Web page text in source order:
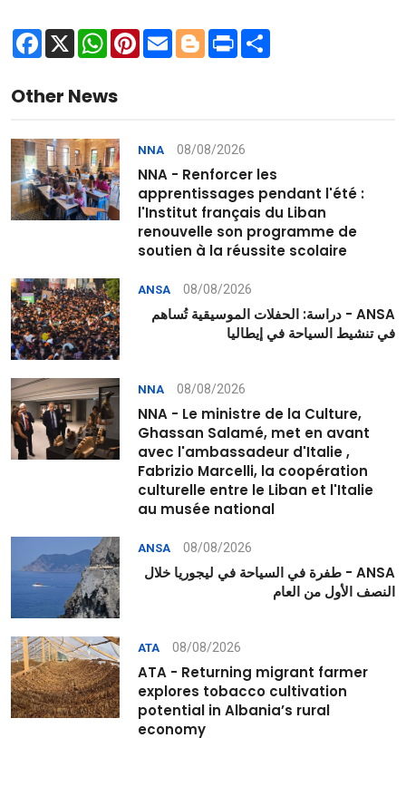
Facebook
X WhatsApp
Pinterest
Email Blogger
Print
Other News
NNA 08/08/2026
NNA - Renforcer les
apprentissages pendant l'été :
l'Institut français du Liban
renouvelle son programme de
soutien à la réussite scolaire
ANSA 08/08/2026
ANSA - دراسة: الحفلات الموسيقية تُساهم
في تنشيط السياحة في إيطاليا
NNA 08/08/2026
NNA - Le ministre de la Culture,
Ghassan Salamé, met en avant
avec l'ambassadeur d'Italie ,
Fabrizio Marcelli, la coopération
culturelle entre le Liban et l'Italie
au musée national
ANSA 08/08/2026
ANSA - طفرة في السياحة في ليجوريا خلال
النصف الأول من العام
ATA 08/08/2026
ATA - Returning migrant farmer
explores tobacco cultivation
potential in Albania’s rural
economy